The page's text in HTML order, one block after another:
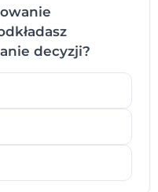
decyzji?